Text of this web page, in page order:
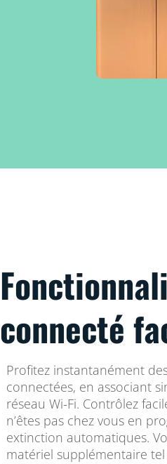
connecté
Profitez instantanément
connectées, en associant
réseau Wi-Fi. Contrôlez
n’êtes pas chez vous en
extinction automatiques.
matériel supplémentaire